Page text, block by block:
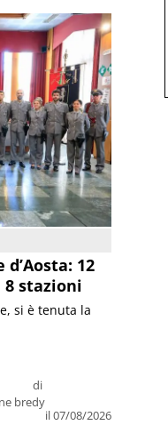
12
stazioni
di
bredy
il 07/08/2026
si è tenuta la